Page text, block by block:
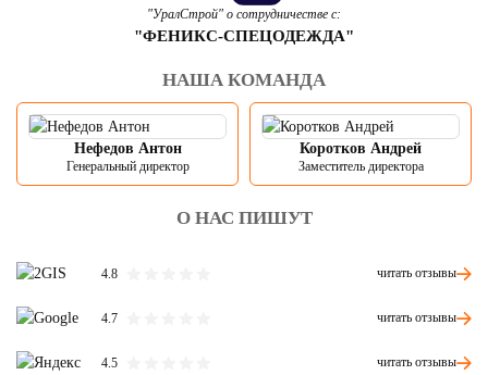
"УралСтрой" о сотрудничестве с:
"ФЕНИКС-СПЕЦОДЕЖДА"
НАША КОМАНДА
Нефедов Антон
Генеральный директор
Коротков Андрей
Заместитель директора
О НАС ПИШУТ
4.8 читать отзывы
4.7 читать отзывы
4.5 читать отзывы